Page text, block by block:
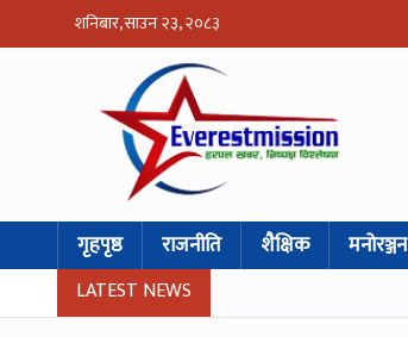
शनिबार, साउन २३, २०८३
गृहपृष्ठ राजनीति शैक्षिक मनोरञ्जन
LATEST NEWS